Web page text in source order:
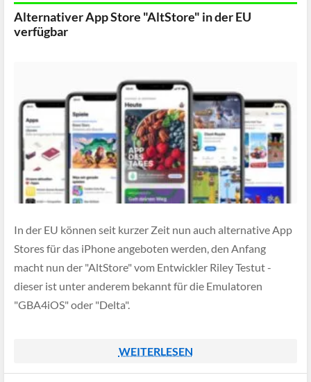
Alternativer App Store "AltStore" in der EU
verfügbar
In der EU können seit kurzer Zeit nun auch alternative App
Stores für das iPhone angeboten werden, den Anfang
macht nun der "AltStore" vom Entwickler Riley Testut -
dieser ist unter anderem bekannt für die Emulatoren
"GBA4iOS" oder "Delta".
WEITERLESEN